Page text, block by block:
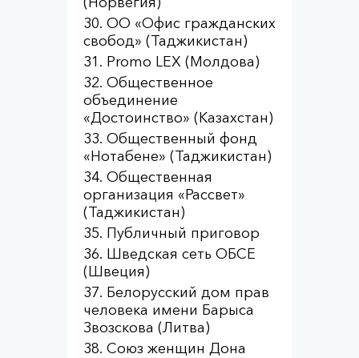
ОО «Офис гражданских
свобод» (Таджикистан)
Promo LEX (Молдова)
Общественное
объединение
«Достоинство» (Казахстан)
Общественный фонд
«Нотабене» (Таджикистан)
Общественная
организация «Рассвет»
(Таджикистан)
Публичный приговор
Шведская сеть ОБСЕ
(Швеция)
Белорусский дом прав
человека имени Барыса
Звозскова (Литва)
Союз женщин Дона